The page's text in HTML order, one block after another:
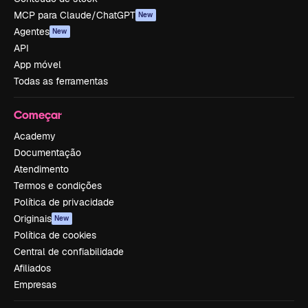
MCP para Claude/ChatGPT New
Agentes New
API
App móvel
Todas as ferramentas
Começar
Academy
Documentação
Atendimento
Termos e condições
Política de privacidade
Originais New
Política de cookies
Central de confiabilidade
Afiliados
Empresas